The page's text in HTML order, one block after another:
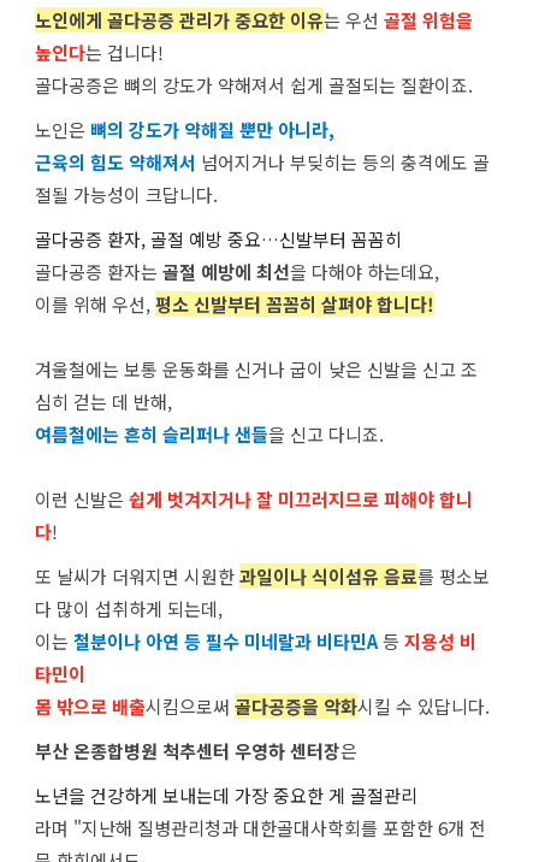
노인에게 골다공증 관리가 중요한 이유는 우선 골절 위험을
높인다는 겁니다!
골다공증은 뼈의 강도가 약해져서 쉽게 골절되는 질환이죠.
노인은 뼈의 강도가 약해질 뿐만 아니라,
근육의 힘도 약해져서 넘어지거나 부딪히는 등의 충격에도 골
절될 가능성이 크답니다.
골다공증 환자, 골절 예방 중요…신발부터 꼼꼼히
골다공증 환자는 골절 예방에 최선을 다해야 하는데요,
이를 위해 우선,평소 신발부터 꼼꼼히 살펴야 합니다!
겨울철에는 보통 운동화를 신거나 굽이 낮은 신발을 신고 조
심히 걷는 데 반해,
여름철에는 흔히 슬리퍼나 샌들을 신고 다니죠.
이런 신발은 쉽게 벗겨지거나 잘 미끄러지므로 피해야 합니
다!
또 날씨가 더워지면 시원한과일이나 식이섬유 음료를 평소보
다 많이 섭취하게 되는데,
이는 철분이나 아연 등 필수 미네랄과 비타민A등 지용성 비
타민이
몸 밖으로 배출시킴으로써 골다공증을 악화시킬 수 있답니다.
부산 온종합병원 척추센터 우영하 센터장은
노년을 건강하게 보내는데 가장 중요한 게 골절관리
라며 "지난해 질병관리청과 대한골대사학회를 포함한 6개 전